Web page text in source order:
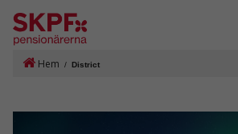
Hem / District